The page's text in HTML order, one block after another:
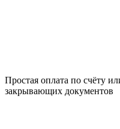
Простая оплата по счёту
закрывающих документов